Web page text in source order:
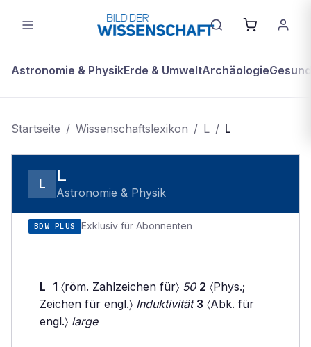
Astronomie & PhysikErde & UmweltArchäologie
Startseite / Wissenschaftslexikon / L / L
L L
Astronomie & Physik
BDW PLUS Exklusiv für Abonnenten
L 1 〈röm. Zahlzeichen für〉 50 2 〈Phys.;
Zeichen für engl.〉 Induktivität 3 〈Abk. für
engl.〉 large